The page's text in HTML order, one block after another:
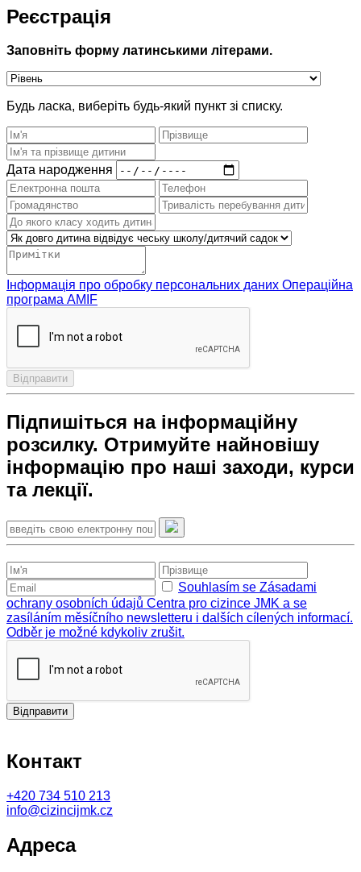
Реєстрація
Заповніть форму латинськими літерами.
Будь ласка, виберіть будь-який пункт зі списку.
Дата народження
Інформація про обробку персональних даних Операційна
програма AMIF
Відправити
Підпишіться на інформаційну
розсилку. Отримуйте найновішу
інформацію про наші заходи, курси
та лекції.
Souhlasím se Zásadami
ochrany osobních údajů Centra pro cizince JMK a se
zasíláním měsíčního newsletteru i dalších cílených informací.
Odběr je možné kdykoliv zrušit.
Відправити
Контакт
+420 734 510 213
info@cizincijmk.cz
Адреса